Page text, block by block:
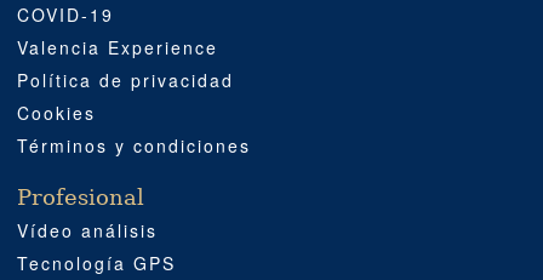
COVID-19
Valencia Experience
Política de privacidad
Cookies
Términos y condiciones
Profesional
Vídeo análisis
Tecnología GPS